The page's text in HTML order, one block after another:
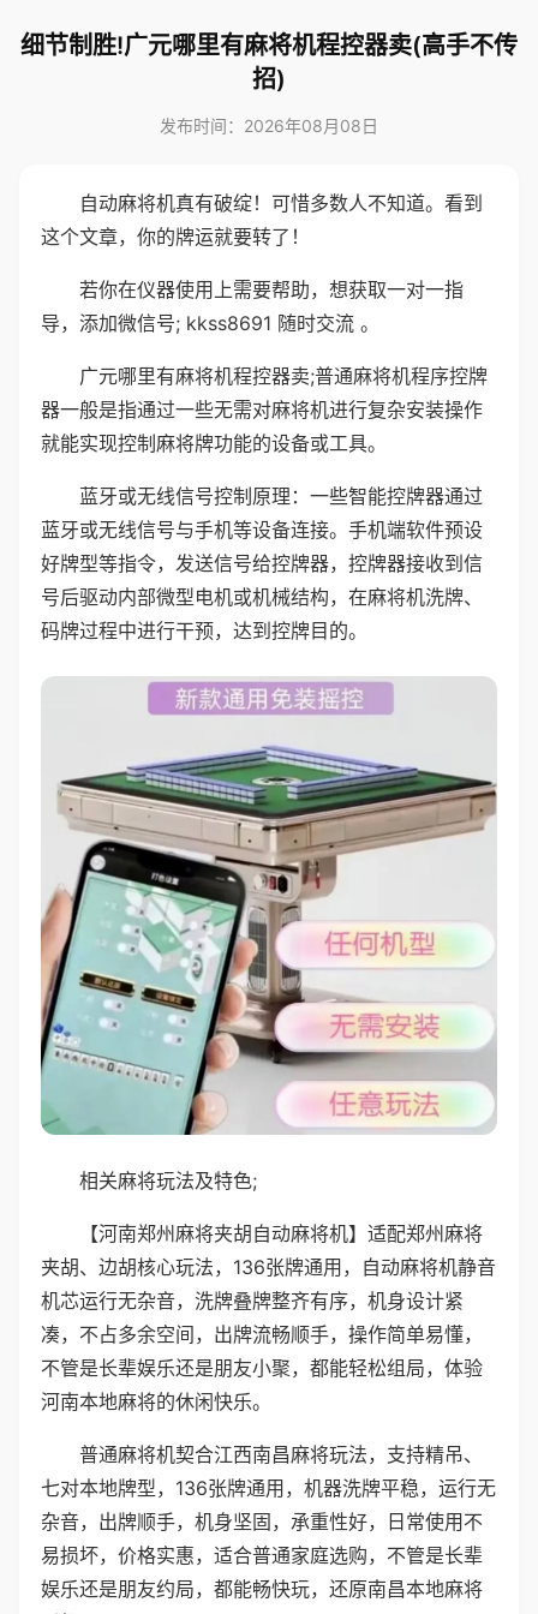
细节制胜!广元哪里有麻将机程控器卖(高手不传
招)
发布时间：2026年08月08日
自动麻将机真有破绽！可惜多数人不知道。看到
这个文章，你的牌运就要转了！
若你在仪器使用上需要帮助，想获取一对一指
导，添加微信号; kkss8691 随时交流 。
广元哪里有麻将机程控器卖;普通麻将机程序控牌
器一般是指通过一些无需对麻将机进行复杂安装操作
就能实现控制麻将牌功能的设备或工具。
蓝牙或无线信号控制原理：一些智能控牌器通过
蓝牙或无线信号与手机等设备连接。手机端软件预设
好牌型等指令，发送信号给控牌器，控牌器接收到信
号后驱动内部微型电机或机械结构，在麻将机洗牌、
码牌过程中进行干预，达到控牌目的。
相关麻将玩法及特色;
【河南郑州麻将夹胡自动麻将机】适配郑州麻将
夹胡、边胡核心玩法，136张牌通用，自动麻将机静音
机芯运行无杂音，洗牌叠牌整齐有序，机身设计紧
凑，不占多余空间，出牌流畅顺手，操作简单易懂，
不管是长辈娱乐还是朋友小聚，都能轻松组局，体验
河南本地麻将的休闲快乐。
普通麻将机契合江西南昌麻将玩法，支持精吊、
七对本地牌型，136张牌通用，机器洗牌平稳，运行无
杂音，出牌顺手，机身坚固，承重性好，日常使用不
易损坏，价格实惠，适合普通家庭选购，不管是长辈
娱乐还是朋友约局，都能畅快玩，还原南昌本地麻将